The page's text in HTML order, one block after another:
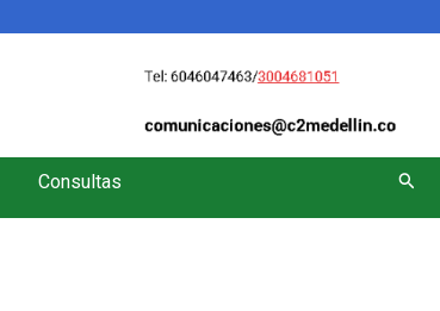
Consultas